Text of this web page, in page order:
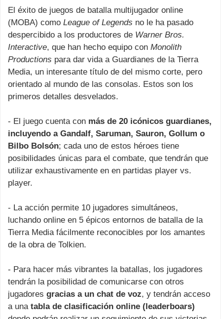
El éxito de juegos de batalla multijugador online
(MOBA) como League of Legends no le ha pasado
despercibido a los productores de Warner Bros.
Interactive, que han hecho equipo con Monolith
Productions para dar vida a Guardianes de la Tierra
Media, un interesante título de del mismo corte, pero
orientado al mundo de las consolas. Estos son los
primeros detalles desvelados.
- El juego cuenta con más de 20 icónicos guardianes,
incluyendo a Gandalf, Saruman, Sauron, Gollum o
Bilbo Bolsón; cada uno de estos héroes tiene
posibilidades únicas para el combate, que tendrán que
utilizar exhaustivamente en en partidas player vs.
player.
- La acción permite 10 jugadores simultáneos,
luchando online en 5 épicos entornos de batalla de la
Tierra Media fácilmente reconocibles por los amantes
de la obra de Tolkien.
- Para hacer más vibrantes la batallas, los jugadores
tendrán la posibilidad de comunicarse con otros
jugadores gracias a un chat de voz, y tendrán acceso
a una tabla de clasificación online (leaderboars)